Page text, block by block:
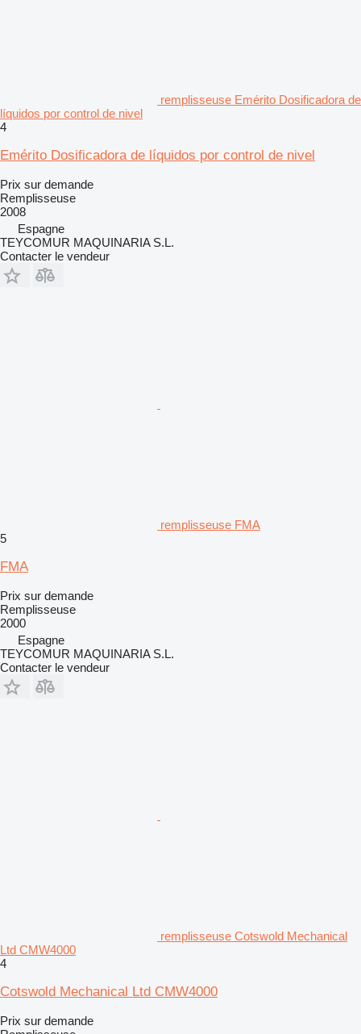
remplisseuse Emérito Dosificadora de
líquidos por control de nivel
4
Emérito Dosificadora de líquidos por control de nivel
Prix sur demande
Remplisseuse
2008
Espagne
TEYCOMUR MAQUINARIA S.L.
Contacter le vendeur
remplisseuse FMA
5
FMA
Prix sur demande
Remplisseuse
2000
Espagne
TEYCOMUR MAQUINARIA S.L.
Contacter le vendeur
remplisseuse Cotswold Mechanical
Ltd CMW4000
4
Cotswold Mechanical Ltd CMW4000
Prix sur demande